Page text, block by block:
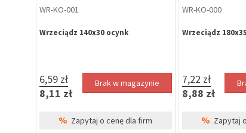
WR-KO-001
Wrzeciądz 140x30 ocynk
6,59 zł
8,11 zł
Brak w magazynie
% Zapytaj o cenę dla firm
WR-KO-000
Wrzeciądz
7,22 zł
8,88 zł
% Zapytaj